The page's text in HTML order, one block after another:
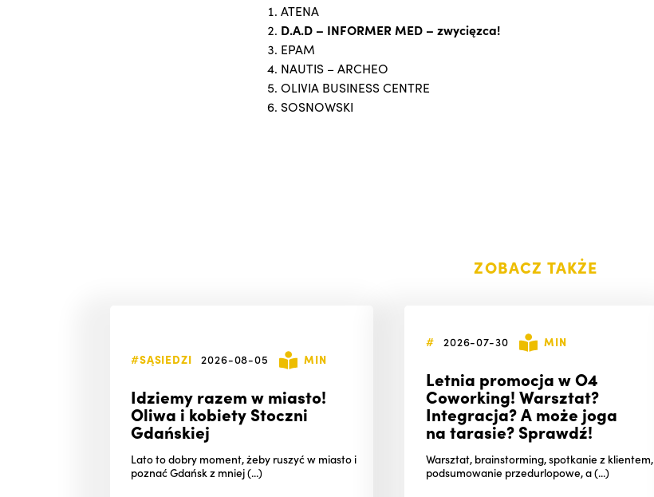
ATENA
D.A.D – INFORMER MED – zwycięzca!
EPAM
NAUTIS – ARCHEO
OLIVIA BUSINESS CENTRE
SOSNOWSKI
ZOBACZ TAKŻE
#SĄSIEDZI 2026-08-05 MIN
Idziemy razem w miasto!
Oliwa i kobiety Stoczni
Gdańskiej
Lato to dobry moment, żeby ruszyć w miasto i
poznać Gdańsk z mniej (...)
# 2026-07-30 MIN
Letnia promocja w O4
Coworking! Warsztat?
Integracja? A może joga
na tarasie? Sprawdź!
Warsztat, brainstorming, spotkanie z klientem,
podsumowanie przedurlopowe, a (...)